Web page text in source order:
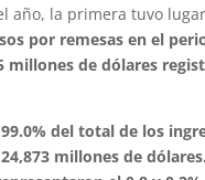
año, la primera tuvo
por remesas en el
millones de dólares
del total de los
millones de